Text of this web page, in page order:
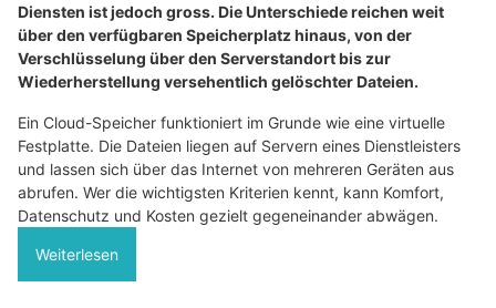
Diensten ist jedoch gross. Die Unterschiede reichen weit
über den verfügbaren Speicherplatz hinaus, von der
Verschlüsselung über den Serverstandort bis zur
Wiederherstellung versehentlich gelöschter Dateien.
Ein Cloud-Speicher funktioniert im Grunde wie eine virtuelle
Festplatte. Die Dateien liegen auf Servern eines Dienstleisters
und lassen sich über das Internet von mehreren Geräten aus
abrufen. Wer die wichtigsten Kriterien kennt, kann Komfort,
Datenschutz und Kosten gezielt gegeneinander abwägen.
Weiterlesen